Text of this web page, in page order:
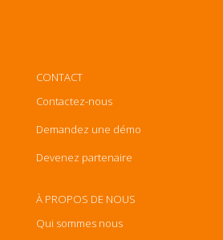
CONTACT
Contactez-nous
Demandez une démo
Devenez partenaire
À PROPOS DE NOUS
Qui sommes nous